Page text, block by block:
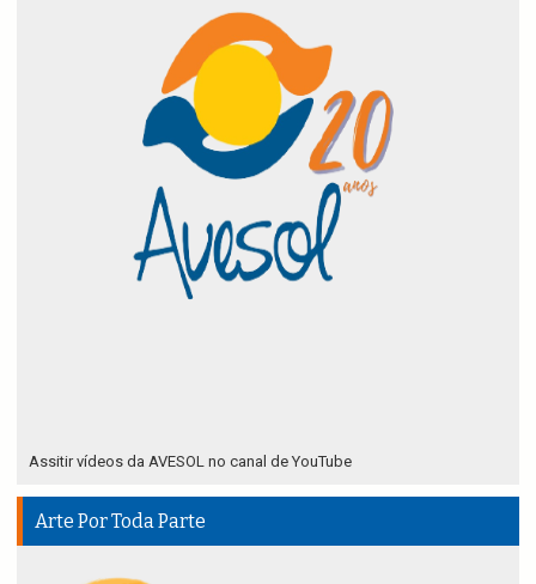
Assitir vídeos da AVESOL no canal de YouTube
Arte Por Toda Parte